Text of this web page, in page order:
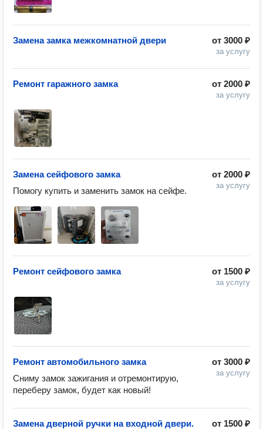
от 3000 ₽
за услугу
Замена замка межкомнатной двери
от 2000 ₽
за услугу
Ремонт гаражного замка
от 2000 ₽
за услугу
Замена сейфового замка
Помогу купить и заменить замок на сейфе.
от 1500 ₽
за услугу
Ремонт сейфового замка
от 3000 ₽
за услугу
Ремонт автомобильного замка
Сниму замок зажигания и отремонтирую,
переберу замок, будет как новый!
от 1500 ₽
Замена дверной ручки на входной двери.